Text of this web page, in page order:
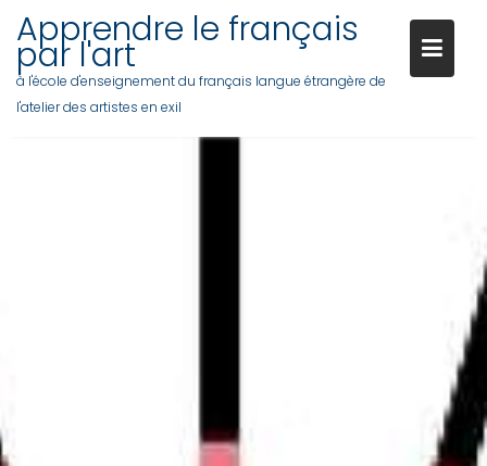
Apprendre le français
par l'art
à l'école d'enseignement du français langue étrangère de
l'atelier des artistes en exil